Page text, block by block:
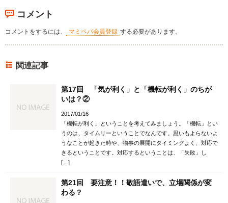
コメント
コメントをするには、 マミペパ会員登録 する必要があります。
関連記事
第17回 「気が利く」と「機転が利く」のちが
いは？②
2017/01/16
「機転が利く」ということを考えてみましょう。「機転」とい
うのは、タイムリーということでなんです。思いもよらないよ
うなことが起きた時や、物事の展開にタイミングよく、対応で
きるということです。対応するということは、「失敗」し
[…]
第21回 要注意！！敬語遣いで、立場関係が変
わる？